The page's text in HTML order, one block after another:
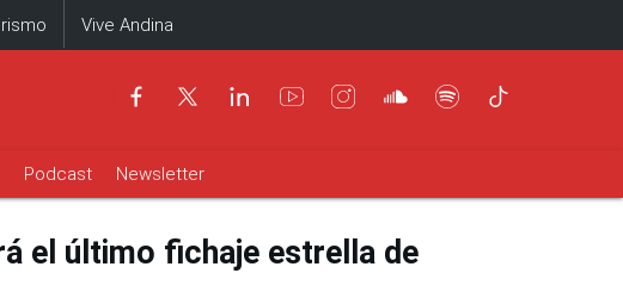
Vive Andina
Podcast Newsletter
el último fichaje estrella de